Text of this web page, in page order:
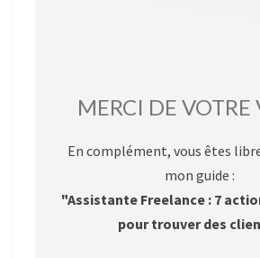
MERCI DE VOTRE
En complément, vous êtes
mon guide :
"Assistante Freelance : 7
pour trouver des